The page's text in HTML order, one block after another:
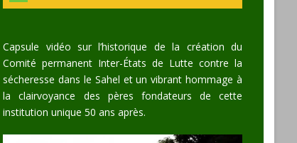
Capsule vidéo sur l’historique de la création du
Comité permanent Inter-États de Lutte contre la
sécheresse dans le Sahel et un vibrant hommage à
la clairvoyance des pères fondateurs de cette
institution unique 50 ans après.